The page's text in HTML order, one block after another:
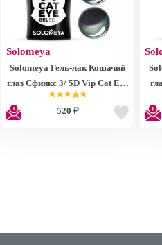
Solomeya
Solomeya Гель-лак Кошачий
глаз Сфинкс 3/ 5D Vip Cat Eye
Sphynx 3
520 ₽